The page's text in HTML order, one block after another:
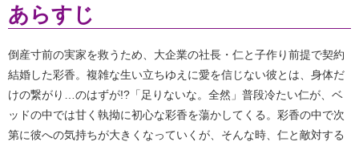
あらすじ
倒産寸前の実家を救うため、大企業の社長・仁と子作り前提で契約
結婚した彩香。複雑な生い立ちゆえに愛を信じない彼とは、身体だ
けの繋がり…のはずが!?「足りないな。全然」普段冷たい仁が、ベ
ッドの中では甘く執拗に初心な彩香を蕩かしてくる。彩香の中で次
第に彼への気持ちが大きくなっていくが、そんな時、仁と敵対する